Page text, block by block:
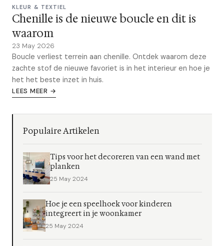
KLEUR & TEXTIEL
Chenille is de nieuwe boucle en dit is
waarom
23 May 2026
Boucle verliest terrein aan chenille. Ontdek waarom deze
zachte stof de nieuwe favoriet is in het interieur en hoe je
het het beste inzet in huis.
LEES MEER →
Populaire Artikelen
Tips voor het decoreren van een wand met
planken
25 May 2024
Hoe je een speelhoek voor kinderen
integreert in je woonkamer
25 May 2024